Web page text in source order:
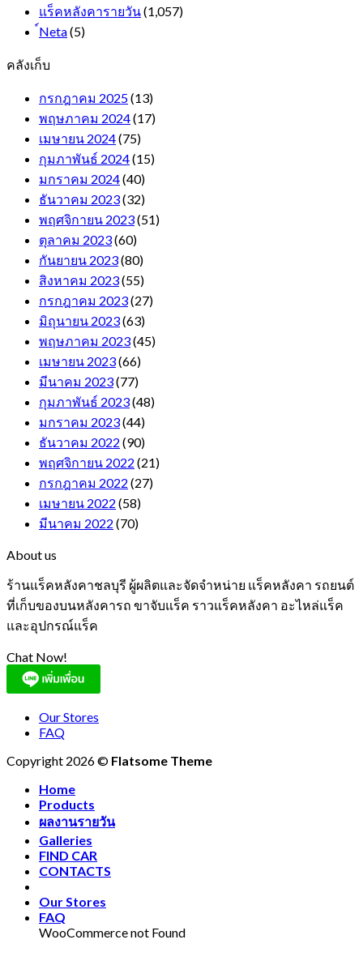
แร็คหลังคารายวัน(1,057)
์Neta(5)
คลังเก็บ
กรกฎาคม 2025(13)
พฤษภาคม 2024(17)
เมษายน 2024(75)
กุมภาพันธ์ 2024(15)
มกราคม 2024(40)
ธันวาคม 2023(32)
พฤศจิกายน 2023(51)
ตุลาคม 2023(60)
กันยายน 2023(80)
สิงหาคม 2023(55)
กรกฎาคม 2023(27)
มิถุนายน 2023(63)
พฤษภาคม 2023(45)
เมษายน 2023(66)
มีนาคม 2023(77)
กุมภาพันธ์ 2023(48)
มกราคม 2023(44)
ธันวาคม 2022 (90)
พฤศจิกายน 2022 (21)
กรกฎาคม 2022 (27)
เมษายน 2022 (58)
มีนาคม 2022 (70)
About us
ร้านแร็คหลังคาชลบุรี ผู้ผลิตและจัดจำหน่าย แร็คหลังคา รถยนต์
ที่เก็บของบนหลังคารถ ขาจับแร็ค ราวแร็คหลังคา อะไหล่แร็ค
และอุปกรณ์แร็ค
Chat Now!
Our Stores
FAQ
Copyright 2026 © Flatsome Theme
Home
Products
ผลงานรายวัน
Galleries
FIND CAR
CONTACTS
Our Stores
FAQ
WooCommerce not Found